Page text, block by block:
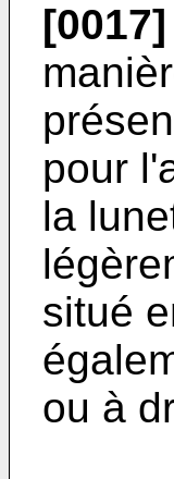
[0017]
pour
la
situé
ou à